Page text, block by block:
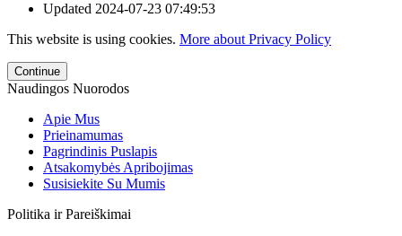
Updated 2024-07-23 07:49:53
This website is using cookies. More about Privacy Policy
Continue
Naudingos Nuorodos
Apie Mus
Prieinamumas
Pagrindinis Puslapis
Atsakomybės Apribojimas
Susisiekite Su Mumis
Politika ir Pareiškimai